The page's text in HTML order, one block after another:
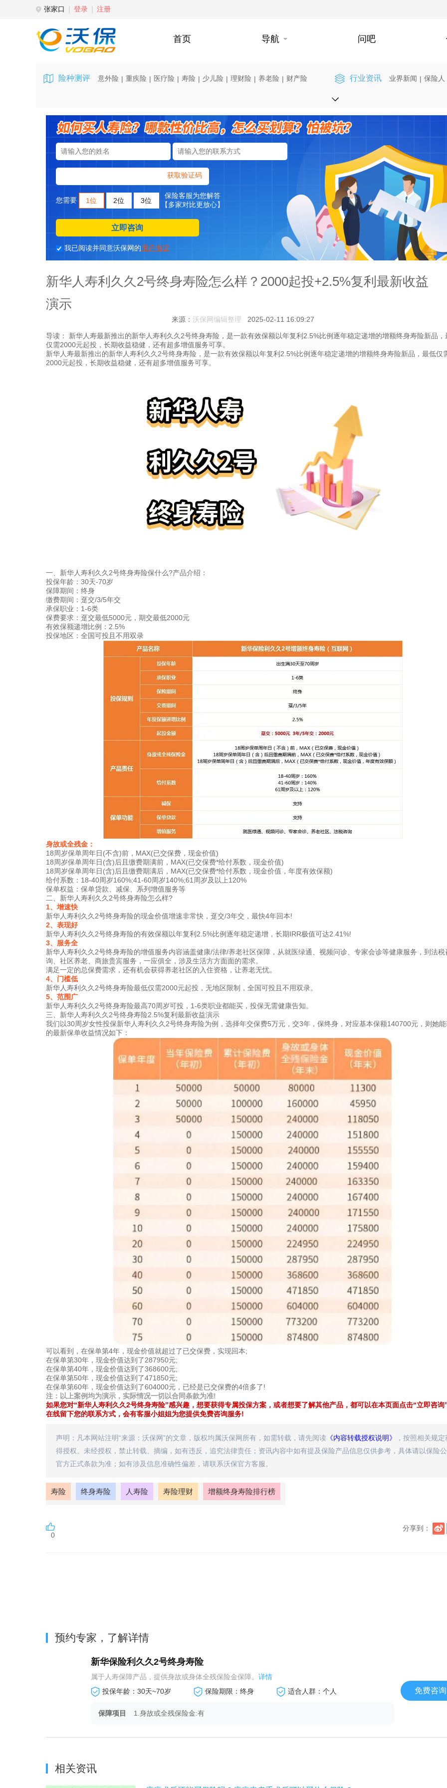
张家口 登录 注册
首页 导航 问吧
险种测评 意外险 | 重疾险 | 医疗险 | 寿险 | 少儿险 | 理财险 | 养老险 | 财产险 行业资讯 业界新闻 | 保险人
获取验证码
您需要 1位 2位 3位
保险客服为您解答
【多家对比更放心】
立即咨询
我已阅读并同意沃保网的用户协议
新华人寿利久久2号终身寿险怎么样？2000起投+2.5%复利最新收益
演示
来源： 沃保网编辑整理 2025-02-11 16:09:27
导读：
新华人寿最新推出的新华人寿利久久2号终身寿险，是一款有效保额以年复利2.5%比例逐年稳定递增的增额终身寿险新品，
仅需2000元起投，长期收益稳健，还有超多增值服务可享。
新华人寿最新推出的新华人寿利久久2号终身寿险，是一款有效保额以年复利2.5%比例逐年稳定递增的增额终身寿险新品，最低仅
2000元起投，长期收益稳健，还有超多增值服务可享。
一、新华人寿利久久2号终身寿险保什么?产品介绍：
投保年龄：30天-70岁
保障期间：终身
缴费期间：趸交/3/5年交
承保职业：1-6类
保费要求：趸交最低5000元，期交最低2000元
有效保额递增比例：2.5%
投保地区：全国可投且不用双录
身故或全残金：
18周岁保单周年日(不含)前，MAX(已交保费，现金价值)
18周岁保单周年日(含)后且缴费期满前，MAX(已交保费*给付系数，现金价值)
18周岁保单周年日(含)后且缴费期满后，MAX(已交保费*给付系数，现金价值，年度有效保额)
给付系数：18-40周岁160%;41-60周岁140%;61周岁及以上120%
保单权益：保单贷款、减保、系列增值服务等
二、新华人寿利久久2号终身寿险怎么样?
1、增速快
新华人寿利久久2号终身寿险的现金价值增速非常快，趸交/3年交，最快4年回本!
2、表现好
新华人寿利久久2号终身寿险的有效保额以年复利2.5%比例逐年稳定递增，长期IRR极值可达2.41%!
3、服务全
新华人寿利久久2号终身寿险的增值服务内容涵盖健康/法律/养老社区保障，从就医绿通、视频问诊、专家会诊等健康服务，到法税
询、社区养老、商旅贵宾服务，一应俱全，涉及生活方方面面的需求。
满足一定的总保费需求，还有机会获得养老社区的入住资格，让养老无忧。
4、门槛低
新华人寿利久久2号终身寿险最低仅需2000元起投，无地区限制，全国可投且不用双录。
5、范围广
新华人寿利久久2号终身寿险最高70周岁可投，1-6类职业都能买，投保无需健康告知。
三、新华人寿利久久2号终身寿险2.5%复利最新收益演示
我们以30周岁女性投保新华人寿利久久2号终身寿险为例，选择年交保费5万元，交3年，保终身，对应基本保额140700元，则她
的最新保单收益情况如下：
可以看到，在保单第4年，现金价值就超过了已交保费，实现回本;
在保单第30年，现金价值达到了287950元;
在保单第40年，现金价值达到了368600元;
在保单第50年，现金价值达到了471850元;
在保单第60年，现金价值达到了604000元，已经是已交保费的4倍多了!
注：以上案例均为演示，实际情况一切以合同条款为准!
如果您对“新华人寿利久久2号终身寿险”感兴趣，想要获得专属投保方案，或者想要了解其他产品，都可以在本页面点击“立即咨询
在线留下您的联系方式，会有客服小姐姐为您提供免费咨询服务!
声明：凡本网站注明“来源：沃保网”的文章，版权均属沃保网所有，如需转载，请先阅读《内容转载授权说明》
，按照相关规定
得授权。未经授权，禁止转载、摘编，如有违反，追究法律责任；资讯内容中如有提及保险产品信息仅供参考，具体请以保险
官方正式条款为准；如有涉及信息准确性偏差，请联系沃保官方客服。
寿险 终身寿险 人寿险 寿险理财 增额终身寿险排行榜
0
分享到：
预约专家，了解详情
新华保险利久久2号终身寿险
属于人寿保障产品，提供身故或身体全残保险金保障。 详情
投保年龄：30天~70岁
保险期限：终身 适合人群：个人
保障项目 1.身故或全残保险金:有
免费咨询
相关资讯